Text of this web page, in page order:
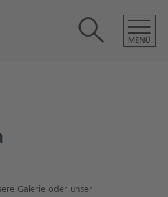
Galerie oder unser